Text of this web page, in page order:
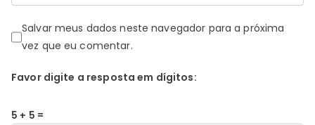
Salvar meus dados neste navegador para a próxima
vez que eu comentar.
Favor digite a resposta em dígitos:
5 + 5 =